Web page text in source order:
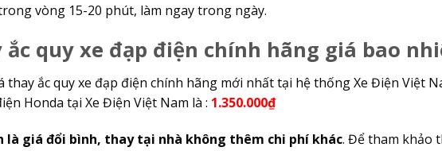
vòng 15-20 phút, làm ngay trong ngày.
ắc quy xe đạp điện chính hãng giá bao
thay ắc quy xe đạp điện chính hãng mới nhất tại hệ thống Xe Điện Việt
Honda tại Xe Điện Việt Nam là : 1.350.000₫
là giá đổi bình, thay tại nhà không thêm chi phí khác. Để tham khảo